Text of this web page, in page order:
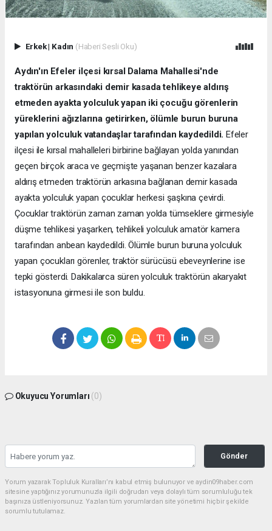
Erkek| Kadın (Haberi Sesli Oku)
Aydın'ın Efeler ilçesi kırsal Dalama Mahallesi'nde
traktörün arkasındaki demir kasada tehlikeye aldırış
etmeden ayakta yolculuk yapan iki çocuğu görenlerin
yüreklerini ağızlarına getirirken, ölümle burun buruna
yapılan yolculuk vatandaşlar tarafından kaydedildi. Efeler
ilçesi ile kırsal mahalleleri birbirine bağlayan yolda yanından
geçen birçok araca ve geçmişte yaşanan benzer kazalara
aldırış etmeden traktörün arkasına bağlanan demir kasada
ayakta yolculuk yapan çocuklar herkesi şaşkına çevirdi.
Çocuklar traktörün zaman zaman yolda tümseklere girmesiyle
düşme tehlikesi yaşarken, tehlikeli yolculuk amatör kamera
tarafından anbean kaydedildi. Ölümle burun buruna yolculuk
yapan çocukları görenler, traktör sürücüsü ebeveynlerine ise
tepki gösterdi. Dakikalarca süren yolculuk traktörün akaryakıt
istasyonuna girmesi ile son buldu.
Okuyucu Yorumları (0)
Gönder
Yorum yazarak Topluluk Kuralları’nı kabul etmiş bulunuyor ve aydin09haber.com
sitesine yaptığınız yorumunuzla ilgili doğrudan veya dolaylı tüm sorumluluğu tek
başınıza üstleniyorsunuz. Yazılan tüm yorumlardan site yönetimi hiçbir şekilde
sorumlu tutulamaz.